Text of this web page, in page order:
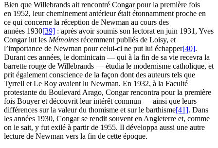
Bien que Willebrands ait rencontré Congar pour la première fois
en 1952, leur cheminement antérieur était étonnamment proche en
ce qui concerne la réception de Newman au cours des
années 1930[39] : après avoir soumis son lectorat en juin 1931, Yves
Congar lut les Mémoires récemment publiés de Loisy, et
l’importance de Newman pour celui-ci ne put lui échapper[40].
Durant ces années, le dominicain — qui à la fin de sa vie recevra la
barrette rouge de Willebrands — étudia le modernisme catholique, et
prit également conscience de la façon dont des auteurs tels que
Tyrrell et Le Roy avaient lu Newman. En 1932, à la Faculté
protestante du Boulevard Arago, Congar rencontra pour la première
fois Bouyer et découvrit leur intérêt commun — ainsi que leurs
différences sur la valeur du thomisme et sur le barthisme[41]. Dans
les années 1930, Congar se rendit souvent en Angleterre et, comme
on le sait, y fut exilé à partir de 1955. Il développa aussi une autre
lecture de Newman vers la fin de cette époque.